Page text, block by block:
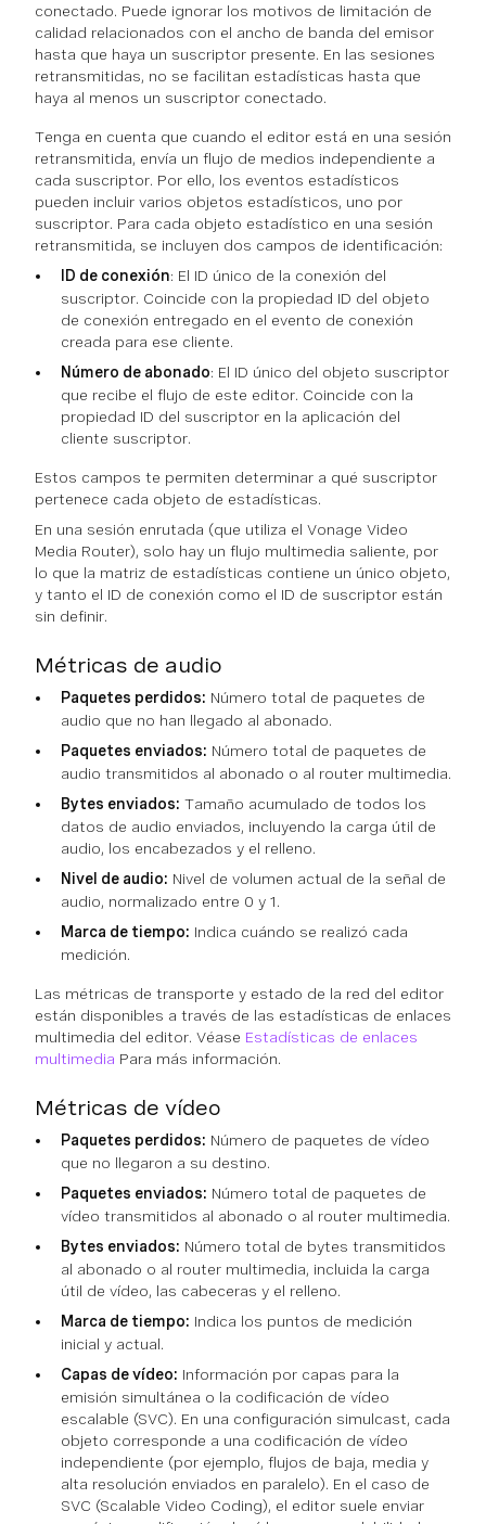
conectado. Puede ignorar los motivos de limitación de
calidad relacionados con el ancho de banda del emisor
hasta que haya un suscriptor presente. En las sesiones
retransmitidas, no se facilitan estadísticas hasta que
haya al menos un suscriptor conectado.
Tenga en cuenta que cuando el editor está en una sesión
retransmitida, envía un flujo de medios independiente a
cada suscriptor. Por ello, los eventos estadísticos
pueden incluir varios objetos estadísticos, uno por
suscriptor. Para cada objeto estadístico en una sesión
retransmitida, se incluyen dos campos de identificación:
ID de conexión: El ID único de la conexión del
suscriptor. Coincide con la propiedad ID del objeto
de conexión entregado en el evento de conexión
creada para ese cliente.
Número de abonado: El ID único del objeto suscriptor
que recibe el flujo de este editor. Coincide con la
propiedad ID del suscriptor en la aplicación del
cliente suscriptor.
Estos campos te permiten determinar a qué suscriptor
pertenece cada objeto de estadísticas.
En una sesión enrutada (que utiliza el Vonage Video
Media Router), solo hay un flujo multimedia saliente, por
lo que la matriz de estadísticas contiene un único objeto,
y tanto el ID de conexión como el ID de suscriptor están
sin definir.
Métricas de audio
Paquetes perdidos: Número total de paquetes de
audio que no han llegado al abonado.
Paquetes enviados: Número total de paquetes de
audio transmitidos al abonado o al router multimedia.
Bytes enviados: Tamaño acumulado de todos los
datos de audio enviados, incluyendo la carga útil de
audio, los encabezados y el relleno.
Nivel de audio: Nivel de volumen actual de la señal de
audio, normalizado entre 0 y 1.
Marca de tiempo: Indica cuándo se realizó cada
medición.
Las métricas de transporte y estado de la red del editor
están disponibles a través de las estadísticas de enlaces
multimedia del editor. Véase Estadísticas de enlaces
multimedia Para más información.
Métricas de vídeo
Paquetes perdidos: Número de paquetes de vídeo
que no llegaron a su destino.
Paquetes enviados: Número total de paquetes de
vídeo transmitidos al abonado o al router multimedia.
Bytes enviados: Número total de bytes transmitidos
al abonado o al router multimedia, incluida la carga
útil de vídeo, las cabeceras y el relleno.
Marca de tiempo: Indica los puntos de medición
inicial y actual.
Capas de vídeo: Información por capas para la
emisión simultánea o la codificación de vídeo
escalable (SVC). En una configuración simulcast, cada
objeto corresponde a una codificación de vídeo
independiente (por ejemplo, flujos de baja, media y
alta resolución enviados en paralelo). En el caso de
SVC (Scalable Video Coding), el editor suele enviar